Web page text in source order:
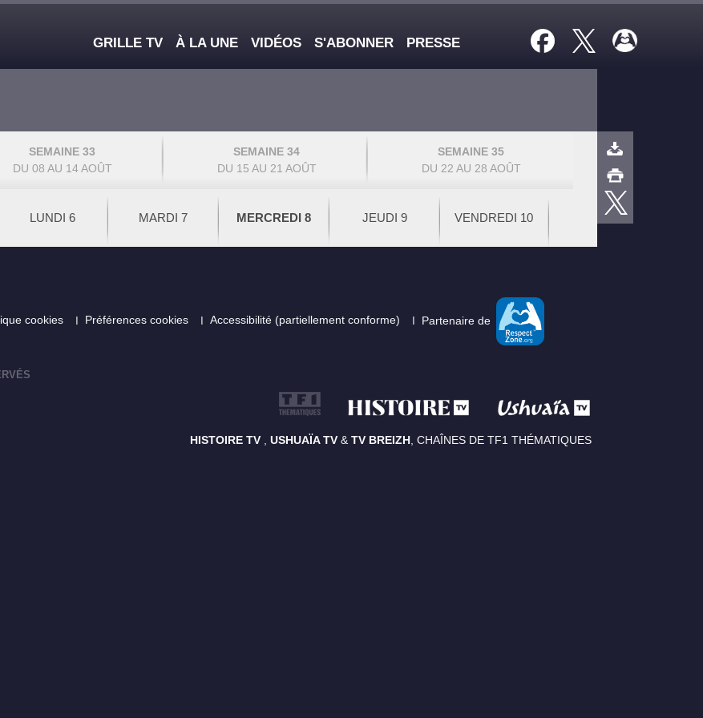
GRILLE TV À LA UNE VIDÉOS S'ABONNER PRESSE
SEMAINE 33
DU 08 AU 14 AOÛT
SEMAINE 34
DU 15 AU 21 AOÛT
SEMAINE 35
DU 22 AU 28 AOÛT
LUNDI 6 MARDI 7 MERCREDI 8 JEUDI 9 VENDREDI 10
cookies Préférences cookies Accessibilité (partiellement conforme) Partenaire de
HISTOIRE TV USHUAÏA TV& TV BREIZH, CHAÎNES DE TF1 THÉMATIQUES